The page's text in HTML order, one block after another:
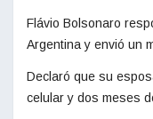
Flávio Bolsonaro
Argentina y envió un
Declaró que su
celular y dos meses